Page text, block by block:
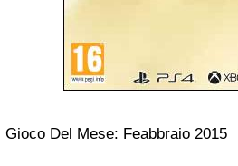
Gioco Del Mese: Feabbraio 2015